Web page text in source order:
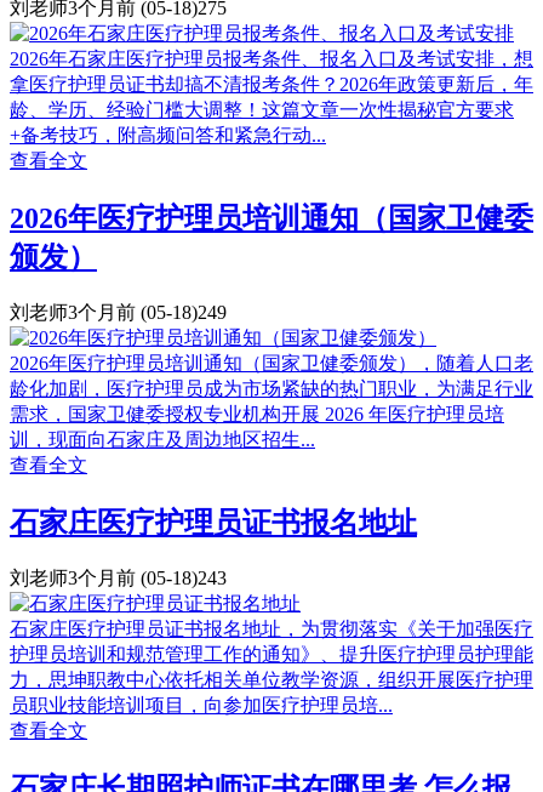
刘老师3个月前 (05-18)275
2026年石家庄医疗护理员报考条件、报名入口及考试安排，想
拿医疗护理员证书却搞不清报考条件？2026年政策更新后，年
龄、学历、经验门槛大调整！这篇文章一次性揭秘官方要求
+备考技巧，附高频问答和紧急行动...
查看全文
2026年医疗护理员培训通知（国家卫健委
颁发）
刘老师3个月前 (05-18)249
2026年医疗护理员培训通知（国家卫健委颁发），随着人口老
龄化加剧，医疗护理员成为市场紧缺的热门职业，为满足行业
需求，国家卫健委授权专业机构开展 2026 年医疗护理员培
训，现面向石家庄及周边地区招生...
查看全文
石家庄医疗护理员证书报名地址
刘老师3个月前 (05-18)243
石家庄医疗护理员证书报名地址，为贯彻落实《关于加强医疗
护理员培训和规范管理工作的通知》、提升医疗护理员护理能
力，思坤职教中心依托相关单位教学资源，组织开展医疗护理
员职业技能培训项目，向参加医疗护理员培...
查看全文